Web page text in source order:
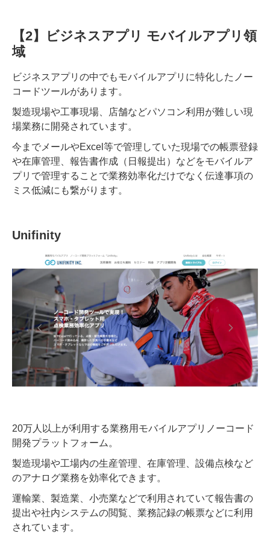
【2】ビジネスアプリ モバイルアプリ領
域
ビジネスアプリの中でもモバイルアプリに特化したノー
コードツールがあります。
製造現場や工事現場、店舗などパソコン利用が難しい現
場業務に開発されています。
今までメールやExcel等で管理していた現場での帳票登録
や在庫管理、報告書作成（日報提出）などをモバイルア
プリで管理することで業務効率化だけでなく伝達事項の
ミス低減にも繋がります。
Unifinity
20万人以上が利用する業務用モバイルアプリノーコード
開発プラットフォーム。
製造現場や工場内の生産管理、在庫管理、設備点検など
のアナログ業務を効率化できます。
運輸業、製造業、小売業などで利用されていて報告書の
提出や社内システムの閲覧、業務記録の帳票などに利用
されています。